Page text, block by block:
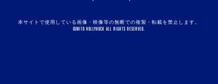
本サイトで使用している画像・映像等の無断での複製・転載を禁止します。
©MITO HOLLYHOCK ALL RIGHTS RESERVED.